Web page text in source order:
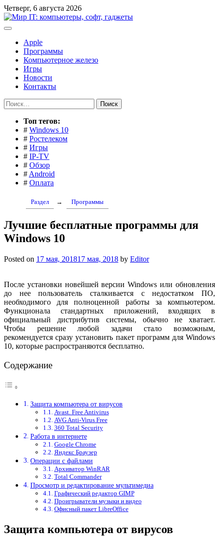
Перейти
к
содержимому
Четверг, 6 августа 2026
Apple
Программы
Компьютерное железо
Игры
Новости
Контакты
Найти:
Toп тегов:
# Windows 10
# Ростелеком
# Игры
# IP-TV
# Обзор
# Android
# Оплата
Раздел → Программы
Лучшие бесплатные программы для
Windows 10
Posted on 17 мая, 201817 мая, 2018 by Editor
После установки новейшей версии Windows или обновления
до нее пользователь сталкивается с недостатком ПО,
необходимого для полноценной работы за компьютером.
Функционала стандартных приложений, входящих в
официальный дистрибутив системы, обычно не хватает.
Чтобы решение любой задачи стало возможным,
рекомендуется сразу установить пакет программ для Windows
10, которые распространяются бесплатно.
Содержание
Защита компьютера от вирусов
Avast. Free Antivirus
AVG Anti-Virus Free
360 Total Security
Работа в интернете
Google Chrome
Яндекс Браузер
Операции с файлами
Архиватор WinRAR
Total Commander
Просмотр и редактирование мультимедиа
Графический редактор GIMP
Проигрыватели музыки и видео
Офисный пакет LibreOffice
Защита компьютера от вирусов